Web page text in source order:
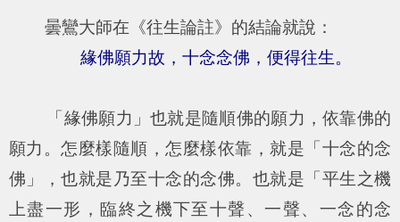
曇鸞大師在《往生論註》的結論就說：
緣佛願力故，十念念佛，便得往生。
「緣佛願力」也就是隨順佛的願力，依靠佛的
願力。怎麼樣隨順，怎麼樣依靠，就是「十念的念
佛」，也就是乃至十念的念佛。也就是「平生之機
上盡一形，臨終之機下至十聲、一聲、一念的念